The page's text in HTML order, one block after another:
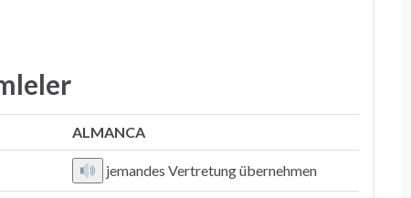
ALMANCA
jemandes Vertretung übernehmen